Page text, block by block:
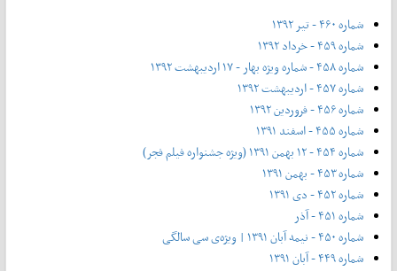
شماره ۴۶۰ - تیر ۱۳۹۲
شماره ۴۵۹ - خرداد ۱۳۹۲
شماره ۴۵۸ - شماره ویژه بهار - ۱۷ اردیبهشت ۱۳۹۲
شماره ۴۵۷ - اردیبهشت ۱۳۹۲
شماره ۴۵۶ - فروردین ۱۳۹۲
شماره ۴۵۵ - اسفند ۱۳۹۱
شماره ۴۵۴ - ۱۲ بهمن ۱۳۹۱ (ویژه جشنواره فیلم فجر)
شماره ۴۵۳ - بهمن ۱۳۹۱
شماره ۴۵۲ - دی ۱۳۹۱
شماره ۴۵۱ - آذر
شماره ۴۵۰ - نیمه آبان ۱۳۹۱ | ویژه‌ی سی سالگی
شماره ۴۴۹ - آبان ۱۳۹۱